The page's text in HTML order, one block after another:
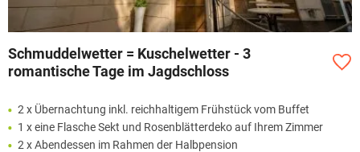
Schmuddelwetter = Kuschelwetter - 3
romantische Tage im Jagdschloss
2 x Übernachtung inkl. reichhaltigem Frühstück vom Buffet
1 x eine Flasche Sekt und Rosenblätterdeko auf Ihrem Zimmer
2 x Abendessen im Rahmen der Halbpension